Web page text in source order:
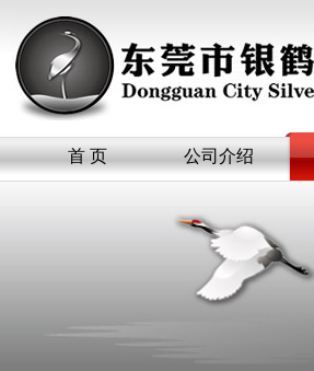
首 页 公司介绍